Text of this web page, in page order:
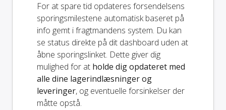
For at spare tid opdateres forsendelsens
sporingsmilestene automatisk baseret på
info gemt i fragtmandens system. Du kan
se status direkte på dit dashboard uden at
åbne sporingslinket. Dette giver dig
mulighed for at holde dig opdateret med
alle dine lagerindlæsninger og
leveringer, og eventuelle forsinkelser der
måtte opstå.